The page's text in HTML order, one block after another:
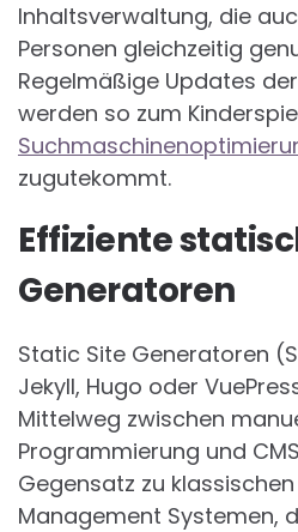
Inhaltsverwaltung, die
Personen gleichzeitig
Regelmäßige Updates
werden so zum
zugutekommt.
Effiziente
Generatoren
Static Site Generatoren
Jekyll, Hugo oder
Mittelweg zwischen
Programmierung und
Gegensatz zu
Management Systemen,